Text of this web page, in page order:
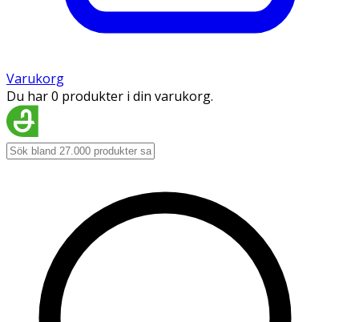
Varukorg
Du har 0 produkter i din varukorg.